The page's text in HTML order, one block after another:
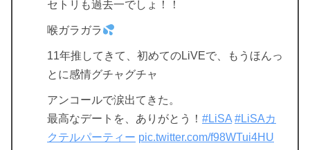
セトリも過去一でしょ！！
喉ガラガラ
11年推してきて、初めてのLiVEで、もうほんっ
とに感情グチャグチャ
アンコールで涙出てきた。
最高なデートを、ありがとう！ #LiSA #LiSAカ
クテルパーティー pic.twitter.com/f98WTui4HU